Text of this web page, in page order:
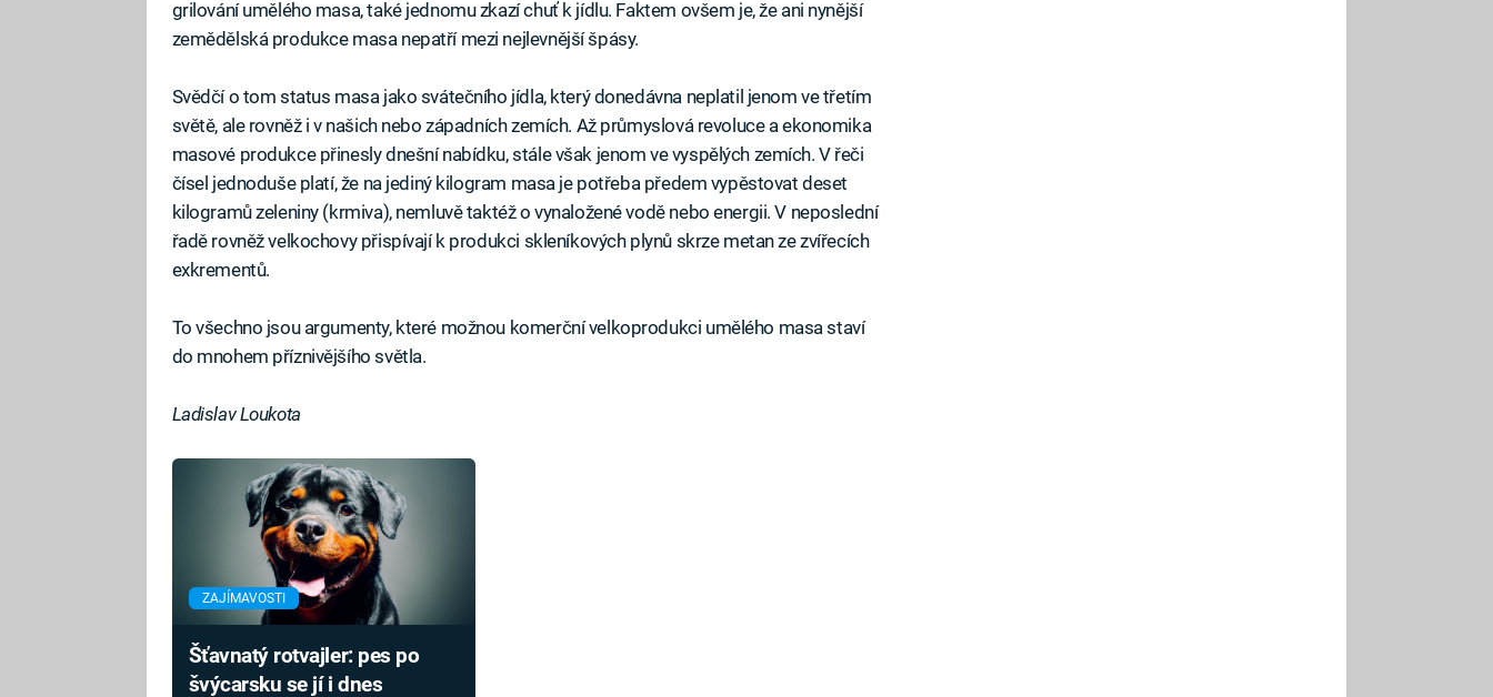
grilování umělého masa, také jednomu zkazí chuť k jídlu. Faktem ovšem je, že ani nynější
zemědělská produkce masa nepatří mezi nejlevnější špásy.
Svědčí o tom status masa jako svátečního jídla, který donedávna neplatil jenom ve třetím
světě, ale rovněž i v našich nebo západních zemích. Až průmyslová revoluce a ekonomika
masové produkce přinesly dnešní nabídku, stále však jenom ve vyspělých zemích. V řeči
čísel jednoduše platí, že na jediný kilogram masa je potřeba předem vypěstovat deset
kilogramů zeleniny (krmiva), nemluvě taktéž o vynaložené vodě nebo energii. V neposlední
řadě rovněž velkochovy přispívají k produkci skleníkových plynů skrze metan ze zvířecích
exkrementů.
To všechno jsou argumenty, které možnou komerční velkoprodukci umělého masa staví
do mnohem příznivějšího světla.
Ladislav Loukota
ZAJÍMAVOSTI
Šťavnatý rotvajler: pes po
švýcarsku se jí i dnes